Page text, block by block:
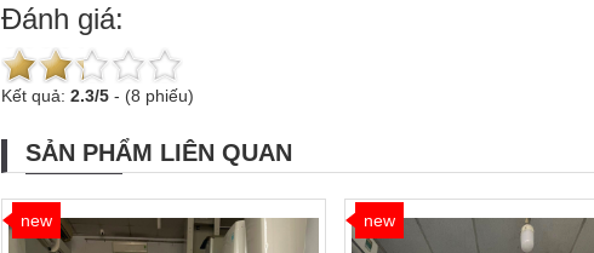
Đánh giá:
Kết quả: 2.3/5 - (8 phiếu)
SẢN PHẨM LIÊN QUAN
new new